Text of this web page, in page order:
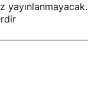
yayınlanmayacak.